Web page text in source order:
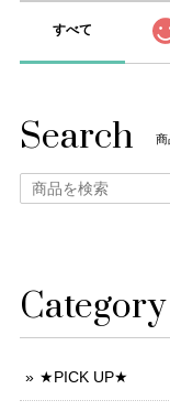
すべて
Search 商
Category
★PICK UP★